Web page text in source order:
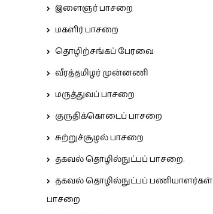
இளைஞர் பாசறை
மகளிர் பாசறை
தொழிற்சங்கப் பேரவை
வீரத்தமிழர் முன்னணி
மருத்துவப் பாசறை
குருதிக்கொடைப் பாசறை
சுற்றுச்சூழல் பாசறை
தகவல் தொழில்நுட்பப் பாசறை.
தகவல் தொழில்நுட்பப் பணியாளர்கள்
பாசறை